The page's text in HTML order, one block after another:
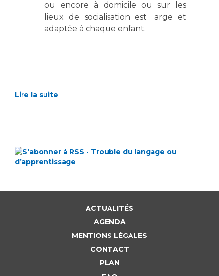
ou encore à domicile ou sur les
lieux de socialisation est large et
adaptée à chaque enfant.
Lire la suite
ACTUALITÉS
AGENDA
MENTIONS LÉGALES
CONTACT
PLAN